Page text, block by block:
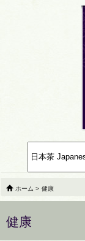
ホーム > 健康
健康